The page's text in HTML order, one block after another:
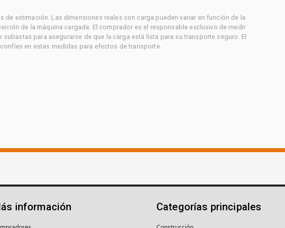
de estimación. Las dimensiones reales con carga pueden variar en función de la
de la máquina cargada. El comprador es el responsable exclusivo de medir
para asegurarse de que la carga está lista para su transporte seguro. El
en estas medidas para efectos de transporte.
información Categorías principales